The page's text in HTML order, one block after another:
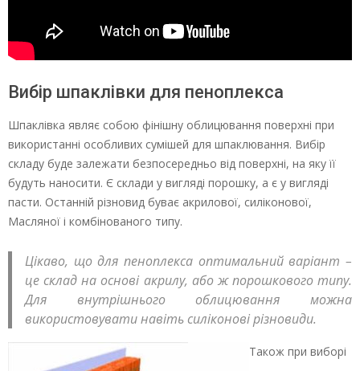
Вибір шпаклівки для пеноплекса
Шпаклівка являє собою фінішну облицювання поверхні при
використанні особливих сумішей для шпаклювання. Вибір
складу буде залежати безпосередньо від поверхні, на яку її
будуть наносити. Є склади у вигляді порошку, а є у вигляді
пасти. Останній різновид буває акрилової, силіконової,
Масляної і комбінованого типу.
Цікаво, що для пеноплекса оптимальний варіант –
це склад на основі акрилу, або ж порошкового типу.
Для внутрішнього облицювання можна
використовувати навіть силіконові різновиди.
Також при виборі